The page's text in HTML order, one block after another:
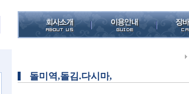
돌미역,돌김.다시마,